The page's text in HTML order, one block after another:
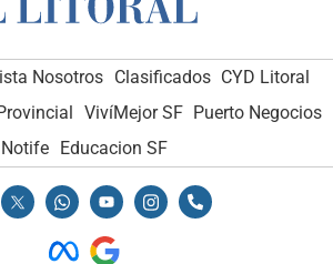
Nosotros Clasificados CYD Litoral
VivíMejor SF Puerto Negocios
Notife Educacion SF